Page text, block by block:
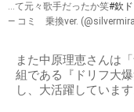
…て元々歌手だったか笑#欽
— コミ 乗換ver.
また中原理恵さんは
組である『ドリフ大
し、大活躍しています